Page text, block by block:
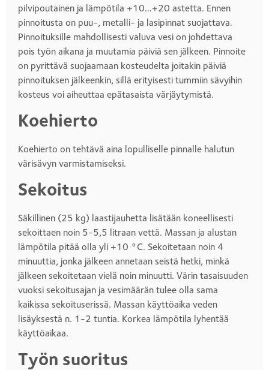
pilvipoutainen ja lämpötila +10…+20 astetta. Ennen
pinnoitusta on puu-, metalli- ja lasipinnat suojattava.
Pinnoituksille mahdollisesti valuva vesi on johdettava
pois työn aikana ja muutamia päiviä sen jälkeen. Pinnoite
on pyrittävä suojaamaan kosteudelta joitakin päiviä
pinnoituksen jälkeenkin, sillä erityisesti tummiin sävyihin
kosteus voi aiheuttaa epätasaista värjäytymistä.
Koehierto
Koehierto on tehtävä aina lopulliselle pinnalle halutun
värisävyn varmistamiseksi.
Sekoitus
Säkillinen (25 kg) laastijauhetta lisätään koneellisesti
sekoittaen noin 5-5,5 litraan vettä. Massan ja alustan
lämpötila pitää olla yli +10 °C. Sekoitetaan noin 4
minuuttia, jonka jälkeen annetaan seistä hetki, minkä
jälkeen sekoitetaan vielä noin minuutti. Värin tasaisuuden
vuoksi sekoitusajan ja vesimäärän tulee olla sama
kaikissa sekoituserissä. Massan käyttöaika veden
lisäyksestä n. 1-2 tuntia. Korkea lämpötila lyhentää
käyttöaikaa.
Työn suoritus